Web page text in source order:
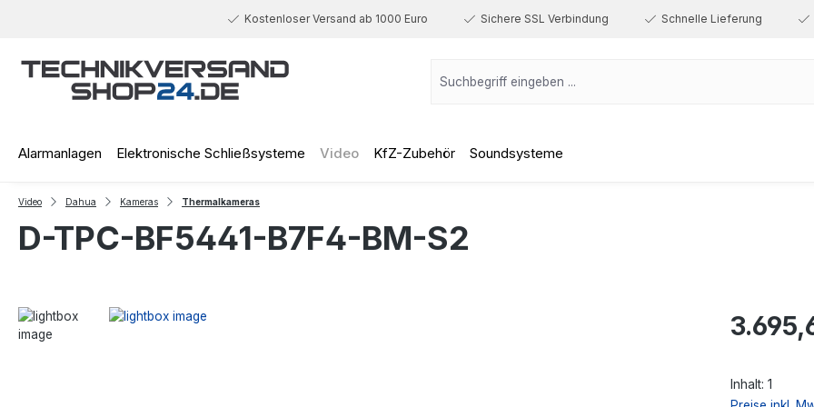
Kostenloser Versand ab 1000 Euro Sichere SSL Verbindung Schnelle Lieferung
Alarmanlagen Elektronische Schließsysteme Video KfZ-Zubehör Soundsysteme
Video Dahua Kameras Thermalkameras
D-TPC-BF5441-B7F4-BM-S2
Regulärer
Inhalt: 1